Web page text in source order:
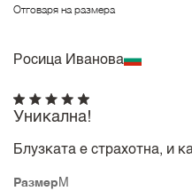
Отговаря на размера
Росица Иванова
Размер M
Уникална!
Блузката е страхотна, и